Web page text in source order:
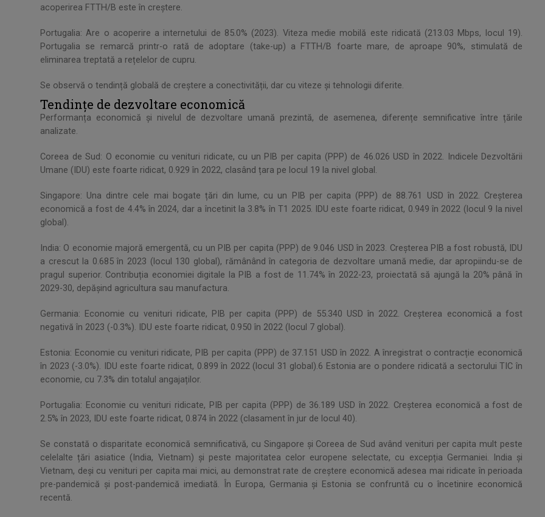
acoperirea FTTH/B este în creștere.
Portugalia: Are o acoperire a internetului de 85.0% (2023). Viteza medie mobilă este ridicată (213.03 Mbps, locul 19).
Portugalia se remarcă printr-o rată de adoptare (take-up) a FTTH/B foarte mare, de aproape 90%, stimulată de
eliminarea treptată a rețelelor de cupru.
Se observă o tendință globală de creștere a conectivității, dar cu viteze și tehnologii diferite.
Tendințe de dezvoltare economică
Performanța economică și nivelul de dezvoltare umană prezintă, de asemenea, diferențe semnificative între țările
analizate.
Coreea de Sud: O economie cu venituri ridicate, cu un PIB per capita (PPP) de 46.026 USD în 2022. Indicele Dezvoltării
Umane (IDU) este foarte ridicat, 0.929 în 2022, clasând țara pe locul 19 la nivel global.
Singapore: Una dintre cele mai bogate țări din lume, cu un PIB per capita (PPP) de 88.761 USD în 2022. Creșterea
economică a fost de 4.4% în 2024, dar a încetinit la 3.8% în T1 2025. IDU este foarte ridicat, 0.949 în 2022 (locul 9 la nivel
global).
India: O economie majoră emergentă, cu un PIB per capita (PPP) de 9.046 USD în 2023. Creșterea PIB a fost robustă, IDU
a crescut la 0.685 în 2023 (locul 130 global), rămânând în categoria de dezvoltare umană medie, dar apropiindu-se de
pragul superior. Contribuția economiei digitale la PIB a fost de 11.74% în 2022-23, proiectată să ajungă la 20% până în
2029-30, depășind agricultura sau manufactura.
Germania: Economie cu venituri ridicate, PIB per capita (PPP) de 55.340 USD în 2022. Creșterea economică a fost
negativă în 2023 (-0.3%). IDU este foarte ridicat, 0.950 în 2022 (locul 7 global).
Estonia: Economie cu venituri ridicate, PIB per capita (PPP) de 37.151 USD în 2022. A înregistrat o contracție economică
în 2023 (-3.0%). IDU este foarte ridicat, 0.899 în 2022 (locul 31 global).6 Estonia are o pondere ridicată a sectorului TIC în
economie, cu 7.3% din totalul angajaților.
Portugalia: Economie cu venituri ridicate, PIB per capita (PPP) de 36.189 USD în 2022. Creșterea economică a fost de
2.5% în 2023, IDU este foarte ridicat, 0.874 în 2022 (clasament în jur de locul 40).
Se constată o disparitate economică semnificativă, cu Singapore și Coreea de Sud având venituri per capita mult peste
celelalte țări asiatice (India, Vietnam) și peste majoritatea celor europene selectate, cu excepția Germaniei. India și
Vietnam, deși cu venituri per capita mai mici, au demonstrat rate de creștere economică adesea mai ridicate în perioada
pre-pandemică și post-pandemică imediată. În Europa, Germania și Estonia se confruntă cu o încetinire economică
recentă.